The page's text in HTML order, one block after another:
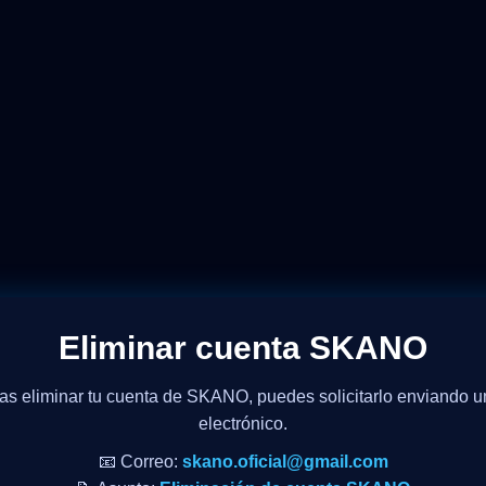
Eliminar cuenta SKANO
eliminar tu cuenta de SKANO, puedes solicitarlo enviando
electrónico.
📧 Correo: skano.oficial@gmail.com